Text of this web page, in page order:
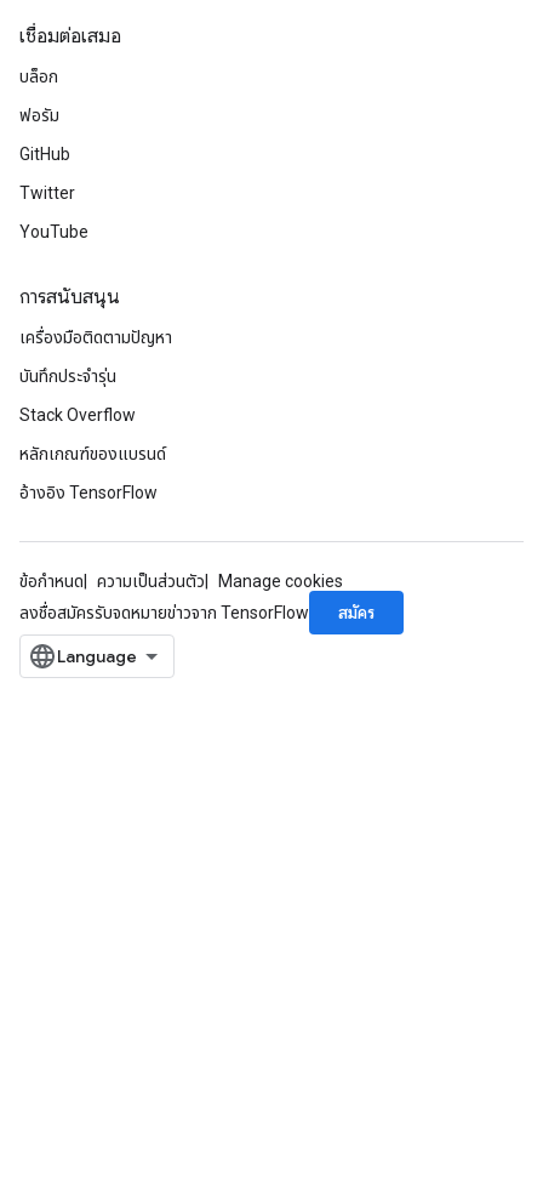
เชื่อมต่อเสมอ
บล็อก
ฟอรัม
GitHub
Twitter
YouTube
การสนับสนุน
เครื่องมือติดตามปัญหา
บันทึกประจำรุ่น
Stack Overflow
หลักเกณฑ์ของแบรนด์
อ้างอิง TensorFlow
ข้อกำหนด ความเป็นส่วนตัว
Manage cookies
ลงชื่อสมัครรับจดหมายข่าวจาก TensorFlow
สมัคร